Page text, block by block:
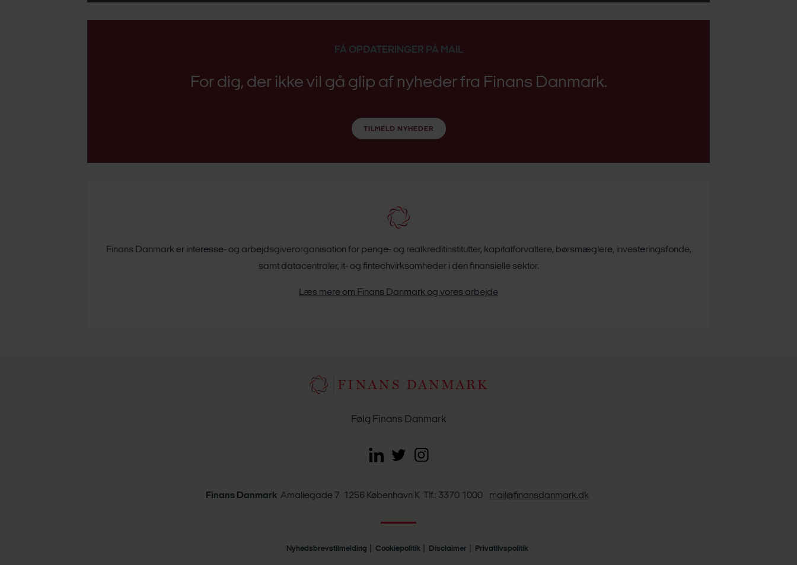
FÅ OPDATERINGER PÅ MAIL
For dig, der ikke vil gå glip af nyheder fra Finans Danmark.
TILMELD NYHEDER
Finans Danmark er interesse- og arbejdsgiverorganisation for penge- og realkreditinstitutter, kapitalforvaltere, børsmæglere, investeringsfonde,
samt datacentraler, it- og fintechvirksomheder i den finansielle sektor.
Læs mere om Finans Danmark og vores arbejde
Følg Finans Danmark
Finans DanmarkAmaliegade 7 1256 København K Tlf.: 3370 1000 mail@finansdanmark.dk
Nyhedsbrevstilmelding Cookiepolitik Disclaimer Privatlivspolitik